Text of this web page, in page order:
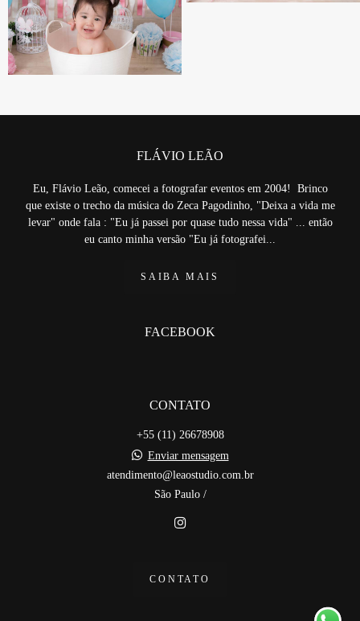
FLÁVIO LEÃO
Eu, Flávio Leão, comecei a fotografar eventos em 2004! Brinco
que existe o trecho da música do Zeca Pagodinho, "Deixa a vida me
levar" onde fala : "Eu já passei por quase tudo nessa vida" ... então
eu canto minha versão "Eu já fotografei...
SAIBA MAIS
FACEBOOK
CONTATO
+55 (11) 26678908
Enviar mensagem
atendimento@leaostudio.com.br
São Paulo /
CONTATO